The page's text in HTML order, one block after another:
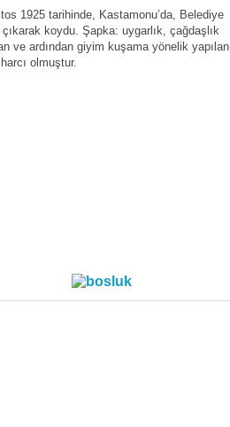
1925 tarihinde, Kastamonu’da, Belediye
koydu. Şapka: uygarlık, çağdaşlık
ve ardından giyim kuşama yönelik yapılan
olmuştur.